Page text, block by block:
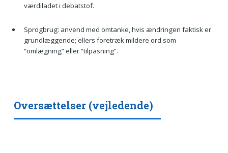
værdiladet i debatstof.
Sprogbrug: anvend med omtanke, hvis ændringen faktisk er
grundlæggende; ellers foretræk mildere ord som
“omlægning” eller “tilpasning”.
Oversættelser (vejledende)